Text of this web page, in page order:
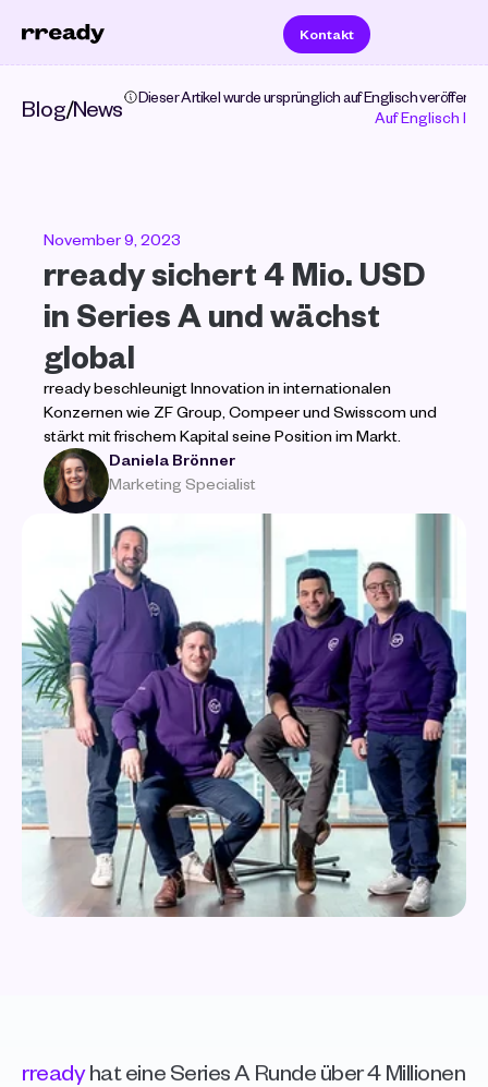
Kontakt
Blog/News
Dieser Artikel wurde ursprünglich auf Englisch
Auf Englisch
November 9, 2023
rready sichert 4 Mio. USD
in Series A und wächst
global
rready beschleunigt Innovation in internationalen
Konzernen wie ZF Group, Compeer und Swisscom und
stärkt mit frischem Kapital seine Position im Markt.
Daniela Brönner
Marketing Specialist
rready hat eine Series A Runde über 4 Millionen